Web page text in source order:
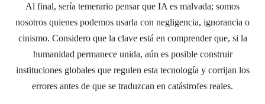
Al final, sería temerario pensar que IA es malvada; somos
nosotros quienes podemos usarla con negligencia, ignorancia o
cinismo. Considero que la clave está en comprender que, si la
humanidad permanece unida, aún es posible construir
instituciones globales que regulen esta tecnología y corrijan los
errores antes de que se traduzcan en catástrofes reales.